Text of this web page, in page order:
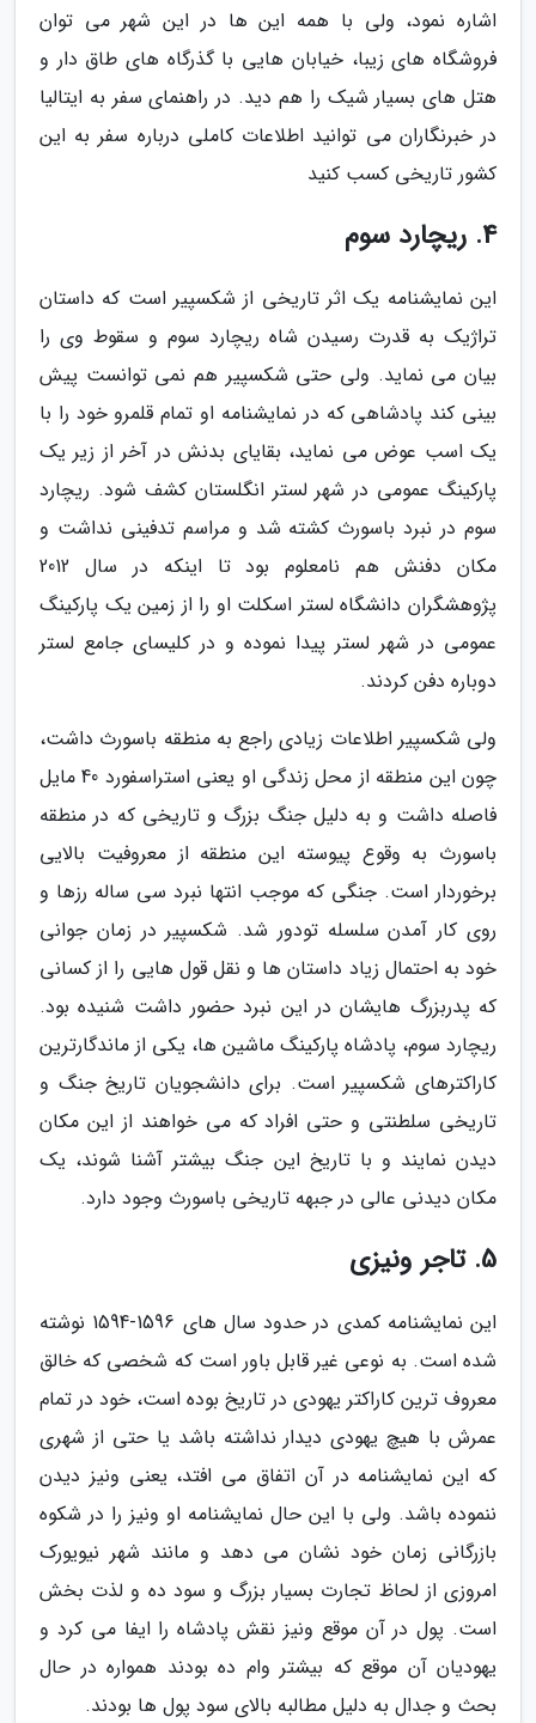
اشاره نمود، ولی با همه این ها در این شهر می توان
فروشگاه های زیبا، خیابان هایی با گذرگاه های طاق دار و
هتل های بسیار شیک را هم دید. در راهنمای سفر به ایتالیا
در خبرنگاران می توانید اطلاعات کاملی درباره سفر به این
کشور تاریخی کسب کنید
4. ریچارد سوم
این نمایشنامه یک اثر تاریخی از شکسپیر است که داستان
تراژیک به قدرت رسیدن شاه ریچارد سوم و سقوط وی را
بیان می نماید. ولی حتی شکسپیر هم نمی توانست پیش
بینی کند پادشاهی که در نمایشنامه او تمام قلمرو خود را با
یک اسب عوض می نماید، بقایای بدنش در آخر از زیر یک
پارکینگ عمومی در شهر لستر انگلستان کشف شود. ریچارد
سوم در نبرد باسورث کشته شد و مراسم تدفینی نداشت و
مکان دفنش هم نامعلوم بود تا اینکه در سال 2012
پژوهشگران دانشگاه لستر اسکلت او را از زمین یک پارکینگ
عمومی در شهر لستر پیدا نموده و در کلیسای جامع لستر
دوباره دفن کردند.
ولی شکسپیر اطلاعات زیادی راجع به منطقه باسورث داشت،
چون این منطقه از محل زندگی او یعنی استراسفورد 40 مایل
فاصله داشت و به دلیل جنگ بزرگ و تاریخی که در منطقه
باسورث به وقوع پیوسته این منطقه از معروفیت بالایی
برخوردار است. جنگی که موجب انتها نبرد سی ساله رزها و
روی کار آمدن سلسله تودور شد. شکسپیر در زمان جوانی
خود به احتمال زیاد داستان ها و نقل قول هایی را از کسانی
که پدربزرگ هایشان در این نبرد حضور داشت شنیده بود.
ریچارد سوم، پادشاه پارکینگ ماشین ها، یکی از ماندگارترین
کاراکترهای شکسپیر است. برای دانشجویان تاریخ جنگ و
تاریخی سلطنتی و حتی افراد که می خواهند از این مکان
دیدن نمایند و با تاریخ این جنگ بیشتر آشنا شوند، یک
مکان دیدنی عالی در جبهه تاریخی باسورث وجود دارد.
5. تاجر ونیزی
این نمایشنامه کمدی در حدود سال های 1596-1594 نوشته
شده است. به نوعی غیر قابل باور است که شخصی که خالق
معروف ترین کاراکتر یهودی در تاریخ بوده است، خود در تمام
عمرش با هیچ یهودی دیدار نداشته باشد یا حتی از شهری
که این نمایشنامه در آن اتفاق می افتد، یعنی ونیز دیدن
ننموده باشد. ولی با این حال نمایشنامه او ونیز را در شکوه
بازرگانی زمان خود نشان می دهد و مانند شهر نیویورک
امروزی از لحاظ تجارت بسیار بزرگ و سود ده و لذت بخش
است. پول در آن موقع ونیز نقش پادشاه را ایفا می کرد و
یهودیان آن موقع که بیشتر وام ده بودند همواره در حال
بحث و جدال به دلیل مطالبه بالای سود پول ها بودند.